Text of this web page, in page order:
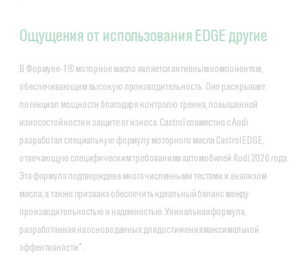
Ощущения от использования EDGE другие
В Формуле-1® моторное масло является активным компонентом,
обеспечивающим высокую производительность. Оно раскрывает
потенциал мощности благодаря контролю трения, повышенной
износостойкости и защите от износа. Castrol совместно с Audi
разработал специальную формулу моторного масла Castrol EDGE,
отвечающую специфическим требованиям автомобилей Audi 2026 года.
Эта формула подтверждена многочисленными тестами и анализом
масла, а также призвана обеспечить идеальный баланс между
производительностью и надежностью. Уникальная формула,
разработанная на основе данных для достижения максимальной
эффективности*.